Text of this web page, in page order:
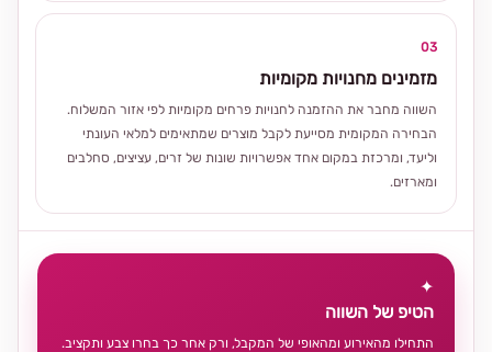
03
מזמינים מחנויות מקומיות
השווה מחבר את ההזמנה לחנויות פרחים מקומיות לפי אזור המשלוח.
הבחירה המקומית מסייעת לקבל מוצרים שמתאימים למלאי העונתי
וליעד, ומרכזת במקום אחד אפשרויות שונות של זרים, עציצים, סחלבים
ומארזים.
✦
הטיפ של השווה
התחילו מהאירוע ומהאופי של המקבל, ורק אחר כך בחרו צבע ותקציב.